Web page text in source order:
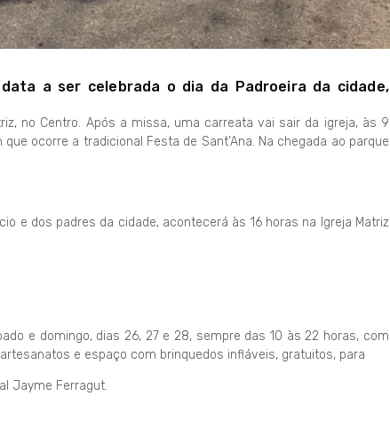
a ser celebrada o dia da Padroeira da cidade,
no Centro. Após a missa, uma carreata vai sair da igreja, às 9
ocorre a tradicional Festa de Sant’Ana. Na chegada ao parque
e dos padres da cidade, acontecerá às 16 horas na Igreja Matriz
e domingo, dias 26, 27 e 28, sempre das 10 às 22 horas, com
e espaço com brinquedos infláveis, gratuitos, para
Jayme Ferragut.